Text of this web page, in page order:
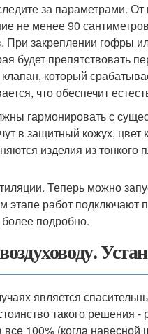
за параметрами. От
не менее 90
При закреплении гофры
будет препятствовать
который
что обеспечит
гармонировать с
в защитный кожух, цвет
изделия из тонкого
Теперь можно
этапе работ подключают
подробно.
является
такого решения
все 100% (когда